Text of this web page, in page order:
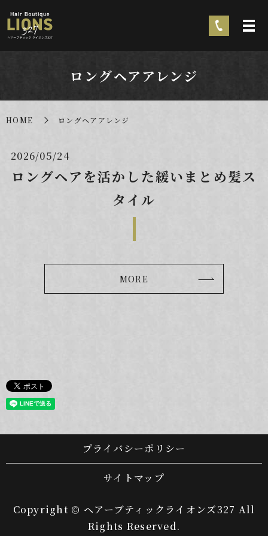
ロングヘアアレンジ
HOME ロングヘアアレンジ
2026/05/24
ロングヘアを活かした緩いまとめ髪ス
タイル
MORE
プライバシーポリシー
サイトマップ
Copyright © ヘアーブティックライオンズ327 All
Rights Reserved.